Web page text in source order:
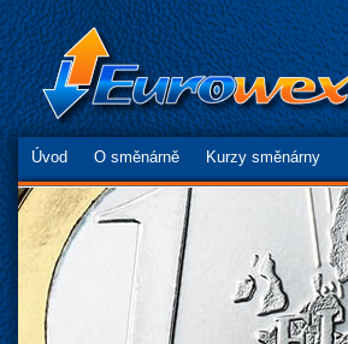
Úvod O směnárně Kurzy směnárny